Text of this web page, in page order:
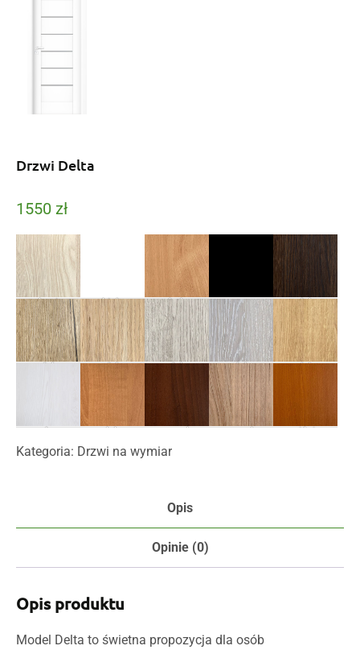
Drzwi Delta
1550 zł
akacja biały buk czarny
dąb
brązowy
dąb
dąb
dąb
dąb
szary
dąb
modrzew
olcha
orzech
orzech
wiśnia
Kategoria: Drzwi na wymiar
Opis
Opinie (0)
Opis produktu
Model Delta to świetna propozycja dla osób